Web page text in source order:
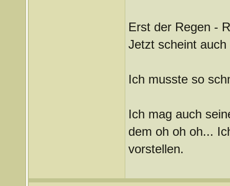
Erst der Regen -
Jetzt scheint
Ich musste so
Ich mag auch
dem oh oh oh...
vorstellen.